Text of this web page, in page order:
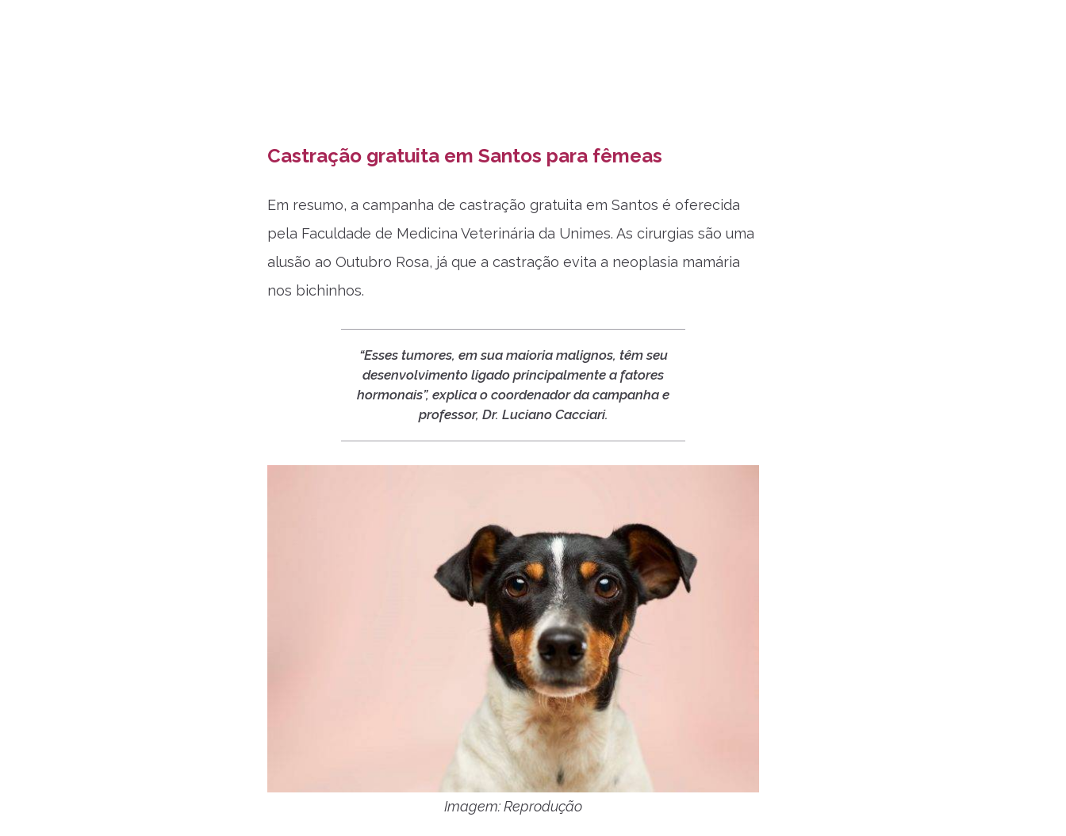
Castração gratuita em Santos para fêmeas
Em resumo, a campanha de castração gratuita em Santos é oferecida
pela Faculdade de Medicina Veterinária da Unimes. As cirurgias são uma
alusão ao Outubro Rosa, já que a castração evita a neoplasia mamária
nos bichinhos.
“Esses tumores, em sua maioria malignos, têm seu
desenvolvimento ligado principalmente a fatores
hormonais”, explica o coordenador da campanha e
professor, Dr. Luciano Cacciari.
Imagem: Reprodução